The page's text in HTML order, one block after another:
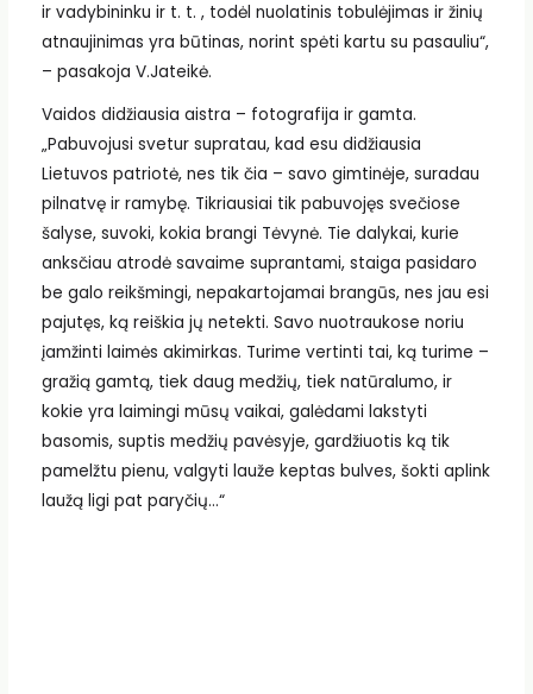
ir vadybininku ir t. t. , todėl nuolatinis tobulėjimas ir žinių
atnaujinimas yra būtinas, norint spėti kartu su pasauliu“,
– pasakoja V.Jateikė.
Vaidos didžiausia aistra – fotografija ir gamta.
„Pabuvojusi svetur supratau, kad esu didžiausia
Lietuvos patriotė, nes tik čia – savo gimtinėje, suradau
pilnatvę ir ramybę. Tikriausiai tik pabuvojęs svečiose
šalyse, suvoki, kokia brangi Tėvynė. Tie dalykai, kurie
anksčiau atrodė savaime suprantami, staiga pasidaro
be galo reikšmingi, nepakartojamai brangūs, nes jau esi
pajutęs, ką reiškia jų netekti. Savo nuotraukose noriu
įamžinti laimės akimirkas. Turime vertinti tai, ką turime –
gražią gamtą, tiek daug medžių, tiek natūralumo, ir
kokie yra laimingi mūsų vaikai, galėdami lakstyti
basomis, suptis medžių pavėsyje, gardžiuotis ką tik
pamelžtu pienu, valgyti lauže keptas bulves, šokti aplink
laužą ligi pat paryčių…“